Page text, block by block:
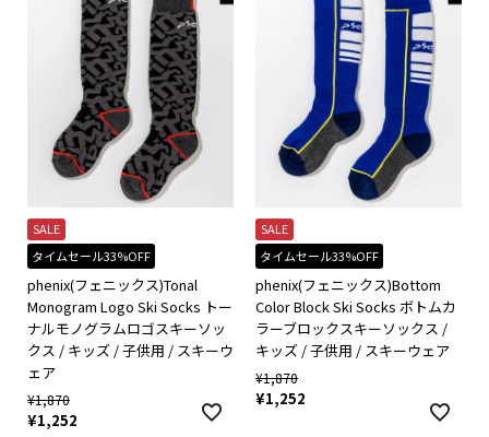
SALE
タイムセール33%OFF
phenix(フェニックス)Tonal
Monogram Logo Ski Socks トー
ナルモノグラムロゴスキーソッ
クス / キッズ / 子供用 / スキーウ
ェア
¥1,870
¥1,252
SALE
タイムセール33%OFF
phenix(フェニックス)Bottom
Color Block Ski Socks ボトムカ
ラーブロックスキーソックス /
キッズ / 子供用 / スキーウェア
¥1,870
¥1,252